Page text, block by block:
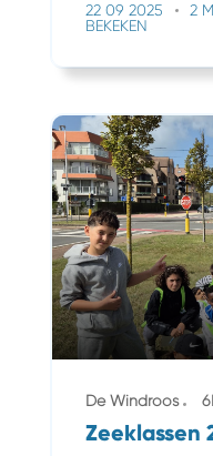
22 09 2025 2
BEKEKEN
De Windroos
Zeeklassen